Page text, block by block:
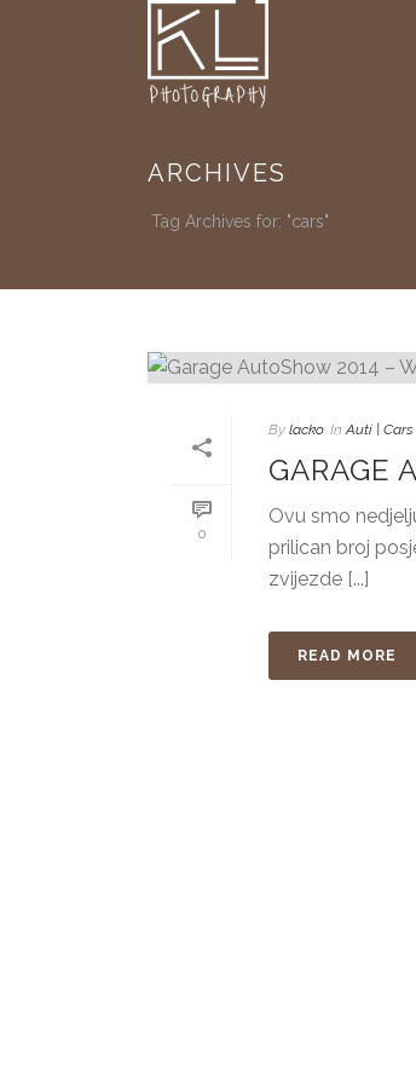
ARCHIVES
Tag Archives for: "cars"
0
By lacko In Auti | Cars
GARAGE
Ovu smo
prilican broj
zvijezde [...]
READ MORE